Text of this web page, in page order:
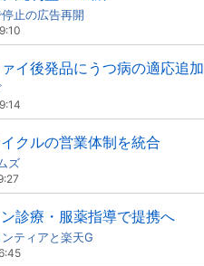
止の広告再開
イ後発品にうつ病の適応追加
クルの営業体制を統合
ズ
診療・服薬指導で提携へ
ティアと楽天G